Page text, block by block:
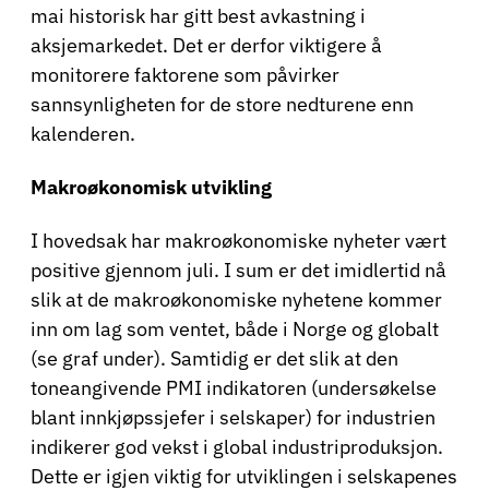
mai historisk har gitt best avkastning i
aksjemarkedet. Det er derfor viktigere å
monitorere faktorene som påvirker
sannsynligheten for de store nedturene enn
kalenderen.
Makroøkonomisk utvikling
I hovedsak har makroøkonomiske nyheter vært
positive gjennom juli. I sum er det imidlertid nå
slik at de makroøkonomiske nyhetene kommer
inn om lag som ventet, både i Norge og globalt
(se graf under). Samtidig er det slik at den
toneangivende PMI indikatoren (undersøkelse
blant innkjøpssjefer i selskaper) for industrien
indikerer god vekst i global industriproduksjon.
Dette er igjen viktig for utviklingen i selskapenes